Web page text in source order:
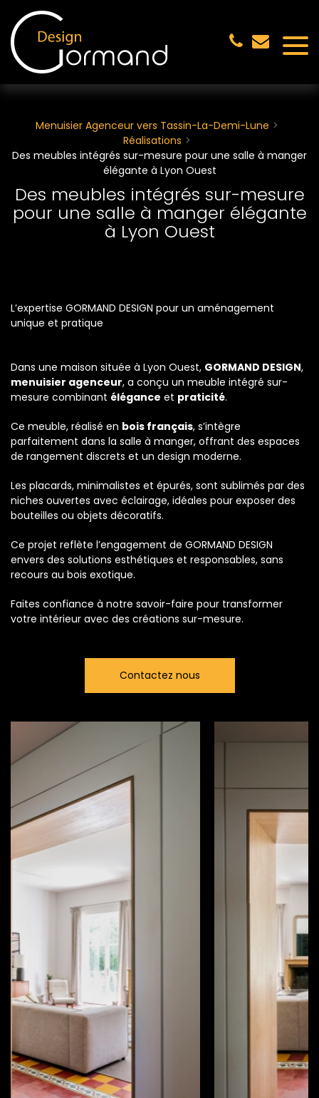
Menuisier Agenceur vers Tassin-La-Demi-Lune
Réalisations
Des meubles intégrés sur-mesure pour une salle à manger
élégante à Lyon Ouest
Des meubles intégrés sur-mesure
pour une salle à manger élégante
à Lyon Ouest
L’expertise GORMAND DESIGN pour un aménagement
unique et pratique
Dans une maison située à Lyon Ouest, GORMAND DESIGN,
menuisier agenceur, a conçu un meuble intégré sur-
mesure combinant élégance et praticité.
Ce meuble, réalisé en bois français, s’intègre
parfaitement dans la salle à manger, offrant des espaces
de rangement discrets et un design moderne.
Les placards, minimalistes et épurés, sont sublimés par des
niches ouvertes avec éclairage, idéales pour exposer des
bouteilles ou objets décoratifs.
Ce projet reflète l’engagement de GORMAND DESIGN
envers des solutions esthétiques et responsables, sans
recours au bois exotique.
Faites confiance à notre savoir-faire pour transformer
votre intérieur avec des créations sur-mesure.
Contactez nous
Panneau de gestion des cookies